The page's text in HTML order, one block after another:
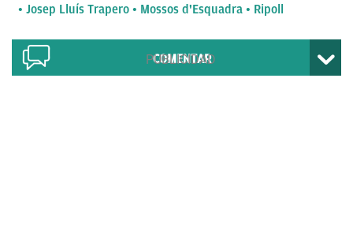
Josep Lluís Trapero
Mossos d'Esquadra Ripoll
COMENTAR